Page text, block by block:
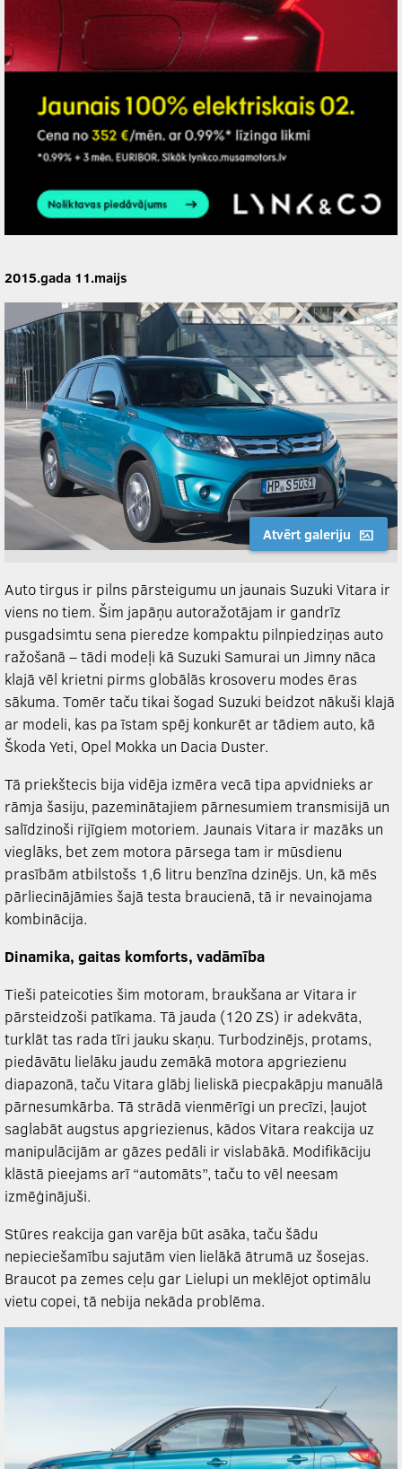
2015.gada 11.maijs
Atvērt galeriju
Auto tirgus ir pilns pārsteigumu un jaunais Suzuki Vitara ir
viens no tiem. Šim japāņu autoražotājam ir gandrīz
pusgadsimtu sena pieredze kompaktu pilnpiedziņas auto
ražošanā – tādi modeļi kā Suzuki Samurai un Jimny nāca
klajā vēl krietni pirms globālās krosoveru modes ēras
sākuma. Tomēr taču tikai šogad Suzuki beidzot nākuši klajā
ar modeli, kas pa īstam spēj konkurēt ar tādiem auto, kā
Škoda Yeti, Opel Mokka un Dacia Duster.
Tā priekštecis bija vidēja izmēra vecā tipa apvidnieks ar
rāmja šasiju, pazeminātajiem pārnesumiem transmisijā un
salīdzinoši rijīgiem motoriem. Jaunais Vitara ir mazāks un
vieglāks, bet zem motora pārsega tam ir mūsdienu
prasībām atbilstošs 1,6 litru benzīna dzinējs. Un, kā mēs
pārliecinājāmies šajā testa braucienā, tā ir nevainojama
kombinācija.
Dinamika, gaitas komforts, vadāmība
Tieši pateicoties šim motoram, braukšana ar Vitara ir
pārsteidzoši patīkama. Tā jauda (120 ZS) ir adekvāta,
turklāt tas rada tīri jauku skaņu. Turbodzinējs, protams,
piedāvātu lielāku jaudu zemākā motora apgriezienu
diapazonā, taču Vitara glābj lieliskā piecpakāpju manuālā
pārnesumkārba. Tā strādā vienmērīgi un precīzi, ļaujot
saglabāt augstus apgriezienus, kādos Vitara reakcija uz
manipulācijām ar gāzes pedāli ir vislabākā. Modifikāciju
klāstā pieejams arī “automāts”, taču to vēl neesam
izmēģinājuši.
Stūres reakcija gan varēja būt asāka, taču šādu
nepieciešamību sajutām vien lielākā ātrumā uz šosejas.
Braucot pa zemes ceļu gar Lielupi un meklējot optimālu
vietu copei, tā nebija nekāda problēma.